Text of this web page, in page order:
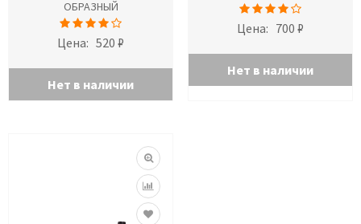
ОБРАЗНЫЙ
Цена: 520 ₽
Нет в наличии
Цена: 700 ₽
Нет в наличии